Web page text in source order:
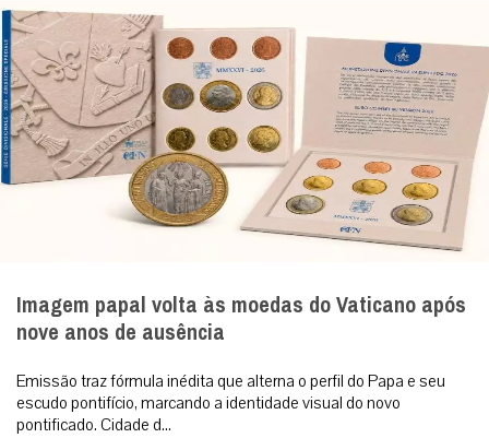
Imagem papal volta às moedas do Vaticano após
nove anos de ausência
Emissão traz fórmula inédita que alterna o perfil do Papa e seu
escudo pontifício, marcando a identidade visual do novo
pontificado. Cidade d...